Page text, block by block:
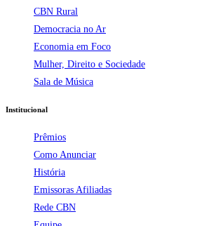
CBN Rural
Democracia no Ar
Economia em Foco
Mulher, Direito e Sociedade
Sala de Música
Institucional
Prêmios
Como Anunciar
História
Emissoras Afiliadas
Rede CBN